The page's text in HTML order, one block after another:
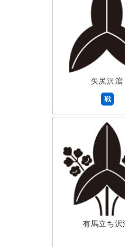
矢尻沢瀉
戦
有馬立ち沢